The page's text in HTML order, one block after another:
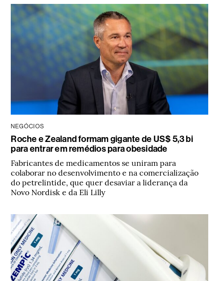
NEGÓCIOS
Roche e Zealand formam gigante de US$ 5,3 bi
para entrar em remédios para obesidade
Fabricantes de medicamentos se uniram para
colaborar no desenvolvimento e na comercialização
do petrelintide, que quer desaviar a liderança da
Novo Nordisk e da Eli Lilly